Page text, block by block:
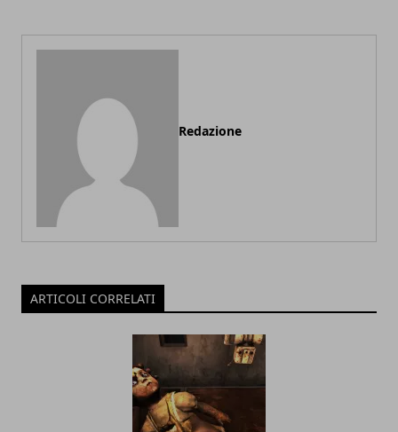
Redazione
ARTICOLI CORRELATI